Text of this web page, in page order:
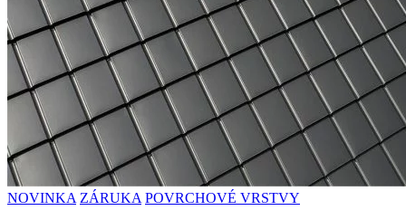
NOVINKA ZÁRUKA POVRCHOVÉ VRSTVY